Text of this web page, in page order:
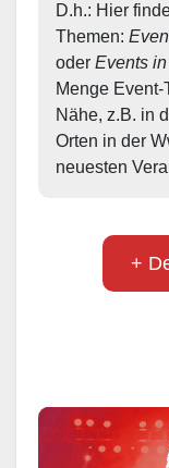
D.h.: Hier
Themen:
oder Events
Menge
Nähe, z.B. in
Orten in der
neuesten
+